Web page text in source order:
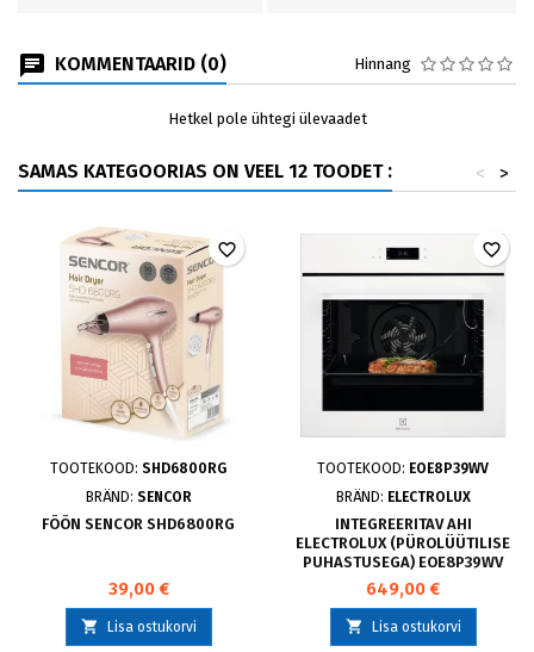
KOMMENTAARID (0) Hinnang
Hetkel pole ühtegi ülevaadet
SAMAS KATEGOORIAS ON VEEL 12 TOODET : >
<
TOOTEKOOD: SHD6800RG
BRÄND: SENCOR
FÖÖN SENCOR SHD6800RG
39,00 €
 Lisa ostukorvi
favorite_border
TOOTEKOOD: EOE8P39WV
BRÄND: ELECTROLUX
INTEGREERITAV AHI
ELECTROLUX (PÜROLÜÜTILISE
PUHASTUSEGA) EOE8P39WV
649,00 €
 Lisa ostukorvi
favorite_border